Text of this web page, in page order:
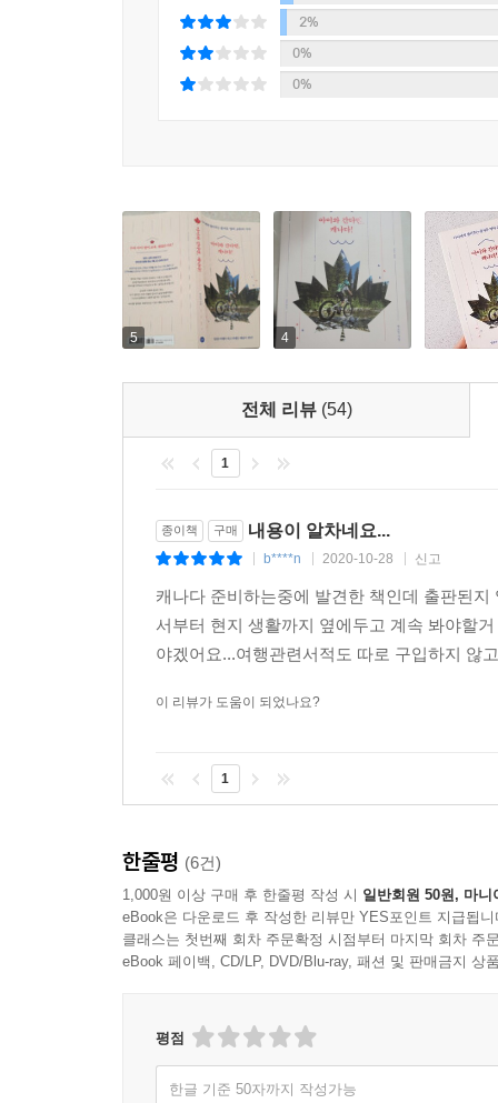
2%
0%
0%
5 4
전체 리뷰 (54)
1
종이책 구매 내용이 알차네요...
b****n 2020-10-28 신고
캐나다 준비하는중에 발견한 책인데 출판된
서부터 현지 생활까지 옆에두고 계속 봐야할
야겠어요...여행관련서적도 따로 구입하지 않
이 리뷰가 도움이 되었나요?
1
한줄평 (6건)
1,000원 이상 구매 후 한줄평 작성 시 일반회원 50원, 마니
eBook은 다운로드 후 작성한 리뷰만 YES포인트 지급됩니
클래스는 첫번째 회차 주문확정 시점부터 마지막 회차 주
eBook 페이백, CD/LP, DVD/Blu-ray, 패션 및 판매금지 상
평점
한글 기준 50자까지 작성가능